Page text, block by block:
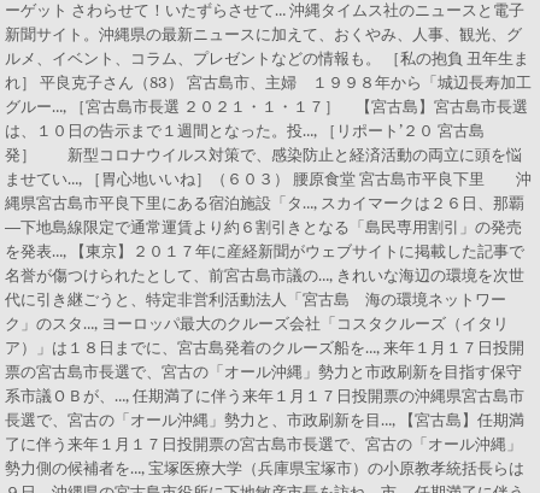
ーゲット さわらせて！いたずらさせて… 沖縄タイムス社のニュースと電子
新聞サイト。沖縄県の最新ニュースに加えて、おくやみ、人事、観光、グ
ルメ、イベント、コラム、プレゼントなどの情報も。 ［私の抱負 丑年生ま
れ］ 平良克子さん（83） 宮古島市、主婦 １９９８年から「城辺長寿加工
グルー…, ［宮古島市長選 ２０２１・１・１７］ 【宮古島】宮古島市長選
は、１０日の告示まで１週間となった。投…, ［リポート’２０ 宮古島
発］ 新型コロナウイルス対策で、感染防止と経済活動の両立に頭を悩
ませてい…, ［胃心地いいね］（６０３） 腰原食堂 宮古島市平良下里 沖
縄県宮古島市平良下里にある宿泊施設「タ…, スカイマークは２６日、那覇
―下地島線限定で通常運賃より約６割引きとなる「島民専用割引」の発売
を発表…, 【東京】２０１７年に産経新聞がウェブサイトに掲載した記事で
名誉が傷つけられたとして、前宮古島市議の…, きれいな海辺の環境を次世
代に引き継ごうと、特定非営利活動法人「宮古島 海の環境ネットワー
ク」のスタ…, ヨーロッパ最大のクルーズ会社「コスタクルーズ（イタリ
ア）」は１８日までに、宮古島発着のクルーズ船を…, 来年１月１７日投開
票の宮古島市長選で、宮古の「オール沖縄」勢力と市政刷新を目指す保守
系市議ＯＢが、…, 任期満了に伴う来年１月１７日投開票の沖縄県宮古島市
長選で、宮古の「オール沖縄」勢力と、市政刷新を目…, 【宮古島】任期満
了に伴う来年１月１７日投開票の宮古島市長選で、宮古の「オール沖縄」
勢力側の候補者を…, 宝塚医療大学（兵庫県宝塚市）の小原教孝統括長らは